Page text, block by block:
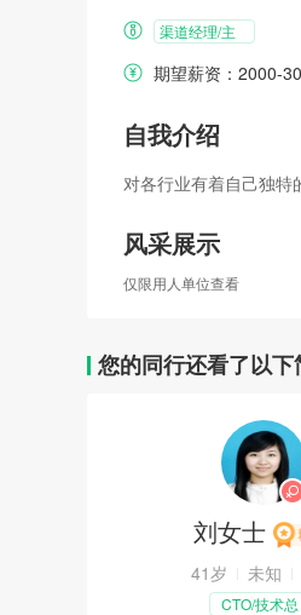
渠道经理/主
期望薪资：2000-
自我介绍
对各行业有着自己独特
风采展示
仅限用人单位查看
您的同行还看了以下
刘女士
41岁 未知
CTO/技术总